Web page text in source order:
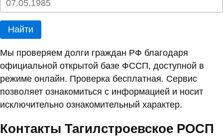
Найти
Мы проверяем долги граждан РФ благодаря
официальной открытой базе ФССП, доступной в
режиме онлайн. Проверка бесплатная. Сервис
позволяет ознакомиться с информацией и носит
исключительно ознакомительный характер.
Контакты Тагилстроевское РОСП